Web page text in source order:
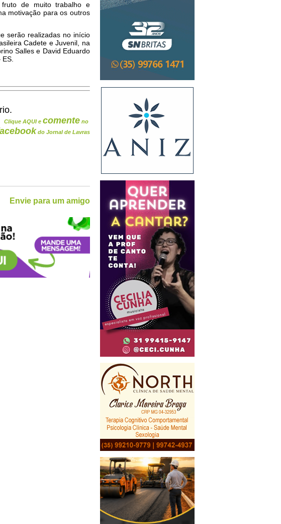
de muito trabalho e
motivação para os outros
serão realizadas no início
Cadete eJuvenil, na
Salles e David Eduardo
Clique AQUI e comente no
do Jornal de Lavras
Envie para um amigo